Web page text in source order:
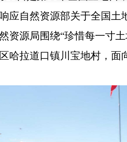
应自然资源部关于全国土
资源局围绕“珍惜每一寸
哈拉道口镇川宝地村，面